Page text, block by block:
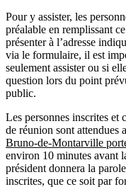
Pour y assister, les
préalable en remplissant ce
présenter à l’adresse
via le formulaire, il est
seulement assister ou si
question lors du point
public.
Les personnes inscrites et
de réunion sont attendues
Bruno-de-Montarville
environ 10 minutes avant
président donnera la
inscrites, que ce soit par